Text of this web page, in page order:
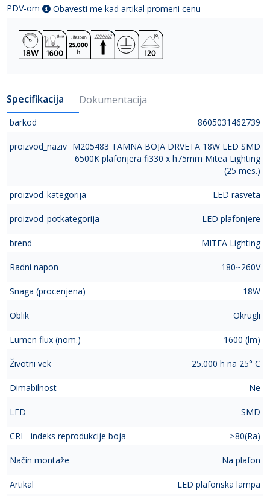
PDV-om
Obavesti me kad artikal promeni cenu
Specifikacija Dokumentacija
barkod 8605031462739
proizvod_naziv M205483 TAMNA BOJA DRVETA 18W LED SMD
6500K plafonjera fi330 x h75mm Mitea Lighting
(25 mes.)
proizvod_kategorija LED rasveta
proizvod_potkategorija LED plafonjere
brend MITEA Lighting
Radni napon 180~260V
Snaga (procenjena) 18W
Oblik Okrugli
Lumen flux (nom.) 1600 (lm)
Životni vek 25.000 h na 25° C
Dimabilnost Ne
LED SMD
CRI - indeks reprodukcije boja ≥80(Ra)
Način montaže Na plafon
Artikal LED plafonska lampa